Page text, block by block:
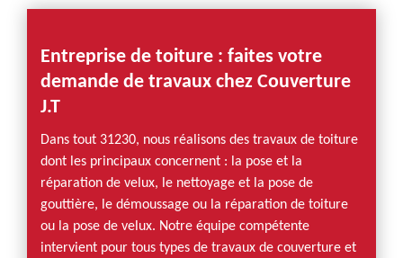
Entreprise de toiture : faites votre
demande de travaux chez Couverture
J.T
Dans tout 31230, nous réalisons des travaux de toiture
dont les principaux concernent : la pose et la
réparation de velux, le nettoyage et la pose de
gouttière, le démoussage ou la réparation de toiture
ou la pose de velux. Notre équipe compétente
intervient pour tous types de travaux de couverture et